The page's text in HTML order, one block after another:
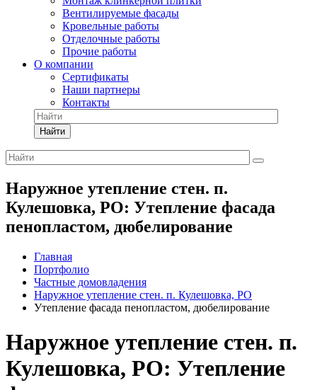
Вентилируемые фасады
Кровельные работы
Отделочные работы
Прочие работы
О компании
Сертификаты
Наши партнеры
Контакты
Найти
Наружное утепление стен. п.
Кулешовка, РО: Утепление фасада
пенопластом, дюбелирование
Главная
Портфолио
Частные домовладения
Наружное утепление стен. п. Кулешовка, РО
Утепление фасада пенопластом, дюбелирование
Наружное утепление стен. п.
Кулешовка, РО: Утепление